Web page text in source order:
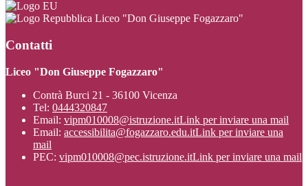
Liceo "Don Giuseppe Fogazzaro"
Contatti
Liceo "Don Giuseppe Fogazzaro"
Contrà Burci 21 - 36100 Vicenza
Tel: 0444320847
Email: vipm010008@istruzione.itLink per inviare una mail
Email: accessibilita@fogazzaro.edu.itLink per inviare una
mail
PEC: vipm010008@pec.istruzione.itLink per inviare una mail